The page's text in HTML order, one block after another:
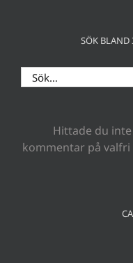
SÖK BLAND
Sök
efter:
Hittade du
kommentar på